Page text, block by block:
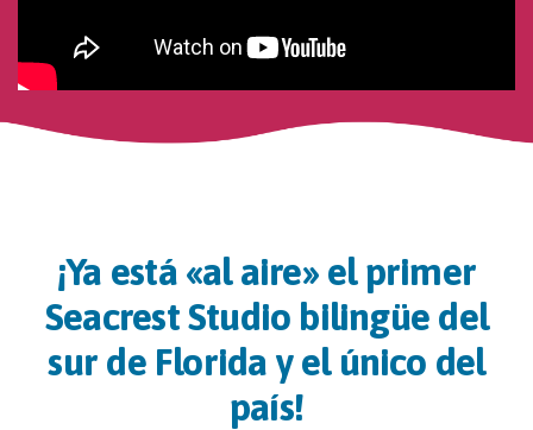
¡Ya está «al aire» el primer
Seacrest Studio bilingüe del
sur de Florida y el único del
país!